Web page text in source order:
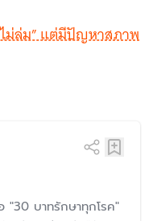
ม่ล่ม” แต่มีปัญหาสภาพ
"30 บาทรักษาทุกโรค"